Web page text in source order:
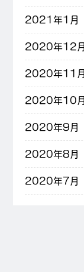
2021年1月
2020年12月
2020年11月
2020年10月
2020年9月
2020年8月
2020年7月